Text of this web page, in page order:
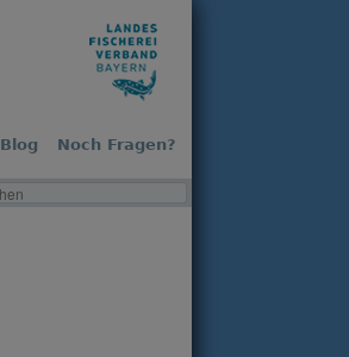
Blog Noch Fragen?